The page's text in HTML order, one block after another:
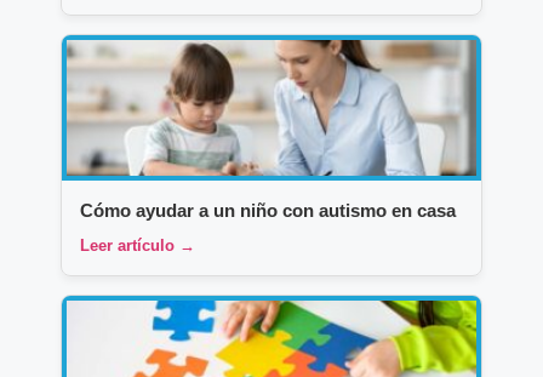
Cómo ayudar a un niño con autismo en casa
Leer artículo →